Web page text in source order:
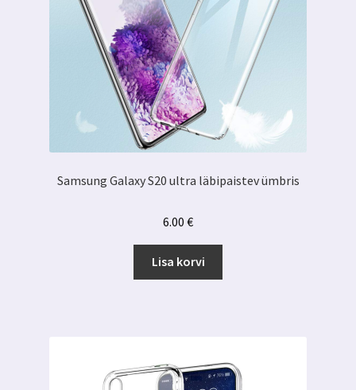
Samsung Galaxy S20 ultra läbipaistev ümbris
6.00 €
Lisa korvi